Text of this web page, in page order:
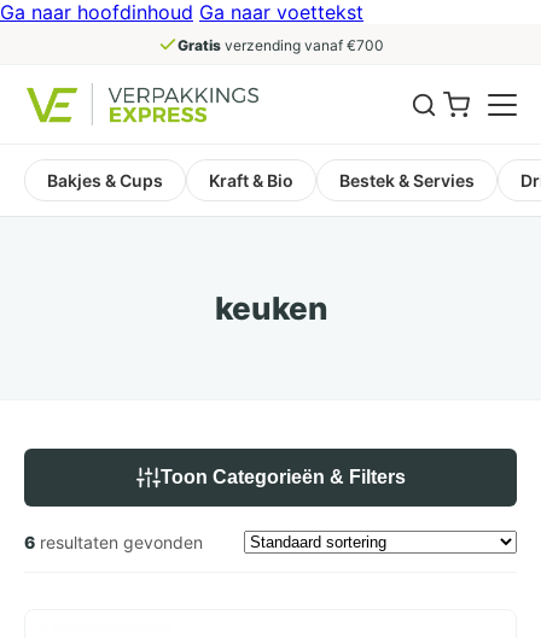
Ga naar hoofdinhoud Ga naar voettekst
Gratisverzending vanaf €700
Bakjes & Cups Kraft & Bio Bestek & Servies
keuken
Toon Categorieën & Filters
6 resultaten gevonden